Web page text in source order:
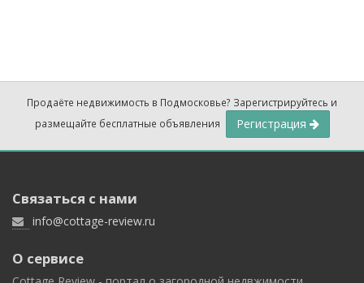
Продаёте недвижимость в Подмосковье? Зарегистрируйтесь и
размещайте бесплатные объявления
Регистрация
Связаться с нами
info@cottage-review.ru
О сервисе